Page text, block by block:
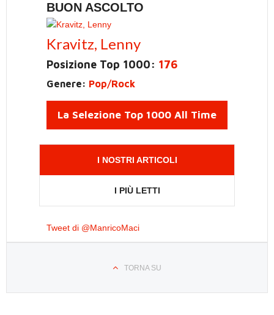
BUON ASCOLTO
Kravitz, Lenny
Posizione Top 1000: 176
Genere: Pop/Rock
La Selezione Top 1000 All Time
I NOSTRI ARTICOLI
I PIÙ LETTI
Tweet di @ManricoMaci
TORNA SU